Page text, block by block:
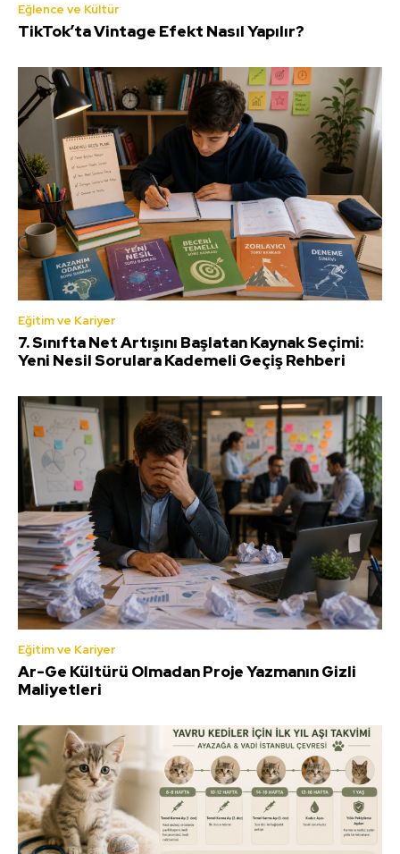
Eğlence ve Kültür
TikTok’ta Vintage Efekt Nasıl Yapılır?
Eğitim ve Kariyer
7. Sınıfta Net Artışını Başlatan Kaynak Seçimi:
Yeni Nesil Sorulara Kademeli Geçiş Rehberi
Eğitim ve Kariyer
Ar-Ge Kültürü Olmadan Proje Yazmanın Gizli
Maliyetleri